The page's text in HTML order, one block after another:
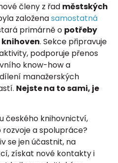
členy z řad městských
založenasamostatná
primárně o potřeby
. Sekce připravuje
podporuje přenos
know-how a
manažerských
Nejste na to sami, je
českého knihovnictví,
a spolupráce?
se jen účastnit, na
získat nové kontakty i